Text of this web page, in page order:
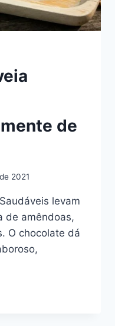
de
2021
levam
de amêndoas,
O chocolate dá